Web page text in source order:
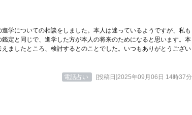
進学についての相談をしました。本人は迷っているようですが、私も
鑑定と同じで、進学した方が本人の将来のためになると思います。本
えましたところ、検討するとのことでした。いつもありがとうござい
電話占い [投稿日]2025年09月06日 14時37分